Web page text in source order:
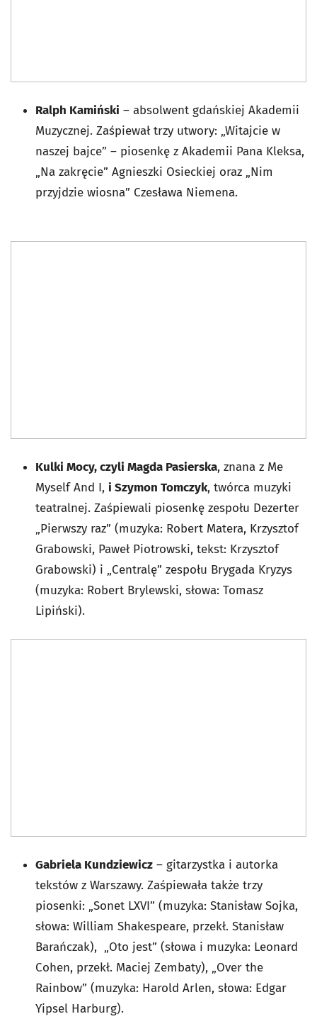
Ralph Kamiński – absolwent gdańskiej Akademii
Muzycznej. Zaśpiewał trzy utwory: „Witajcie w
naszej bajce” – piosenkę z Akademii Pana Kleksa,
„Na zakręcie” Agnieszki Osieckiej oraz „Nim
przyjdzie wiosna” Czesława Niemena.
Kulki Mocy, czyli Magda Pasierska, znana z Me
Myself And I, i Szymon Tomczyk, twórca muzyki
teatralnej. Zaśpiewali piosenkę zespołu Dezerter
„Pierwszy raz” (muzyka: Robert Matera, Krzysztof
Grabowski, Paweł Piotrowski, tekst: Krzysztof
Grabowski) i „Centralę” zespołu Brygada Kryzys
(muzyka: Robert Brylewski, słowa: Tomasz
Lipiński).
Gabriela Kundziewicz – gitarzystka i autorka
tekstów z Warszawy. Zaśpiewała także trzy
piosenki: „Sonet LXVI” (muzyka: Stanisław Sojka,
słowa: William Shakespeare, przekł. Stanisław
Barańczak), „Oto jest” (słowa i muzyka: Leonard
Cohen, przekł. Maciej Zembaty), „Over the
Rainbow” (muzyka: Harold Arlen, słowa: Edgar
Yipsel Harburg).